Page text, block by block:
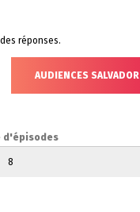
réponses.
AUDIENCES SALVADOR
d'épisodes
8